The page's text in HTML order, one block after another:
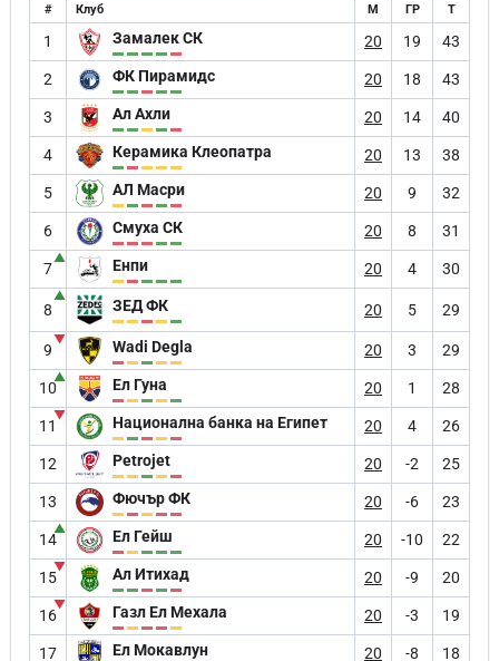
# Клуб М ГР Т
1 Замалек СК 20 19 43
2 ФК Пирамидс 20 18 43
3 Ал Ахли 20 14 40
4 Керамика Клеопатра 20 13 38
5 АЛ Масри 20 9 32
6 Смуха СК 20 8 31
7
▲ Енпи 20 4 30
8
▲
ЗЕД ФК 20 5 29
9
▼ Wadi Degla 20 3 29
10
▲ Ел Гуна 20 1 28
11
▼ Национална банка на Египет 20 4 26
12 Petrojet 20 -2 25
13 Фючър ФК 20 -6 23
14
▲ Ел Гейш 20 -10 22
15
▼ Ал Итихад 20 -9 20
16
▼ Газл Ел Мехала 20 -3 19
17 Ел Мокавлун 20 -8 18